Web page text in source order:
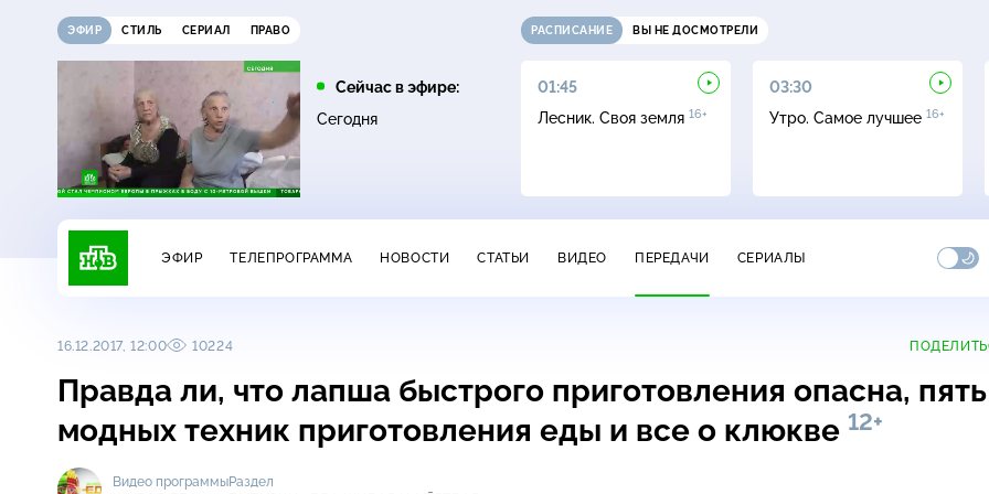
ЭФИР СТИЛЬ СЕРИАЛ ПРАВО
Сейчас в эфире:
Сегодня
РАСПИСАНИЕ ВЫ НЕ ДОСМОТРЕЛИ
21:30
Неизвестная Россия
22:35
Темная лошадка
01:45
Лесник. Своя земля 16+
03:30
Утро. Самое лучшее 16+
ЭФИР ТЕЛЕПРОГРАММА НОВОСТИ СТАТЬИ ВИДЕО ПЕРЕДАЧИ СЕРИАЛЫ
16.12.2017, 12:00 10224
Правда ли, что лапша быстрого приготовления опасна, пять
модных техник приготовления еды и все о клюкве 12+
Видео программыРаздел